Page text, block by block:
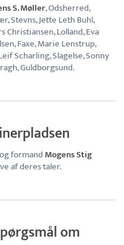
S. Møller, Odsherred,
Stevns, Jette Leth Buhl,
Christiansen, Lolland, Eva
Faxe, Marie Lenstrup,
Scharling, Slagelse, Sonny
Guldborgsund.
formand Mogens Stig
af deres taler.
om